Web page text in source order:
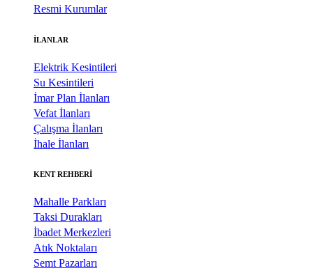
Resmi Kurumlar
İLANLAR
Elektrik Kesintileri
Su Kesintileri
İmar Plan İlanları
Vefat İlanları
Çalışma İlanları
İhale İlanları
KENT REHBERİ
Mahalle Parkları
Taksi Durakları
İbadet Merkezleri
Atık Noktaları
Semt Pazarları